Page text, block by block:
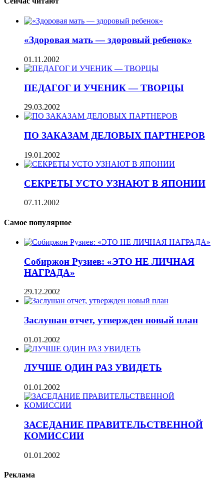
«Здоровая мать — здоровый ребенок»
01.11.2002
ПЕДАГОГ И УЧЕНИК — ТВОРЦЫ
29.03.2002
ПО ЗАКАЗАМ ДЕЛОВЫХ ПАРТНЕРОВ
19.01.2002
СЕКРЕТЫ УСТО УЗНАЮТ В ЯПОНИИ
07.11.2002
Самое популярное
Собиржон Рузиев: «ЭТО НЕ ЛИЧНАЯ
НАГРАДА»
29.12.2002
Заслушан отчет, утвержден новый план
01.01.2002
ЛУЧШЕ ОДИН РАЗ УВИДЕТЬ
01.01.2002
ЗАСЕДАНИЕ ПРАВИТЕЛЬСТВЕННОЙ
КОМИССИИ
01.01.2002
Реклама